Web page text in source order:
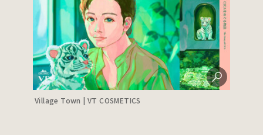
Village Town | VT COSMETICS